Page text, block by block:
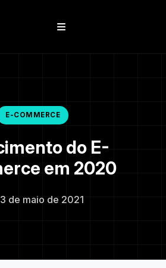
E-COMMERCE
do E-
em 2020
de maio de 2021